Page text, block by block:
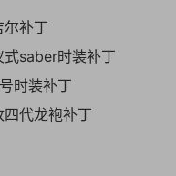
尔补丁
saber时装补丁
时装补丁
代龙袍补丁